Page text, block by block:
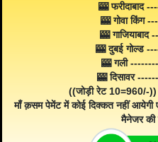
🎰 फरीदाबाद
🎰 गोवा किंग
🎰
🎰 दुबई गोल्ड
🎰 गली
🎰 दिसावर
((जोड़ी रेट 10=960/-
माँ क़सम पेमेंट में कोई दिक्कत नहीं आयेगी
मैनेजर की